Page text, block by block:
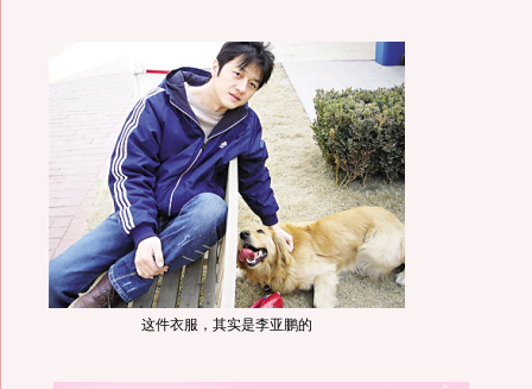
这件衣服，其实是李亚鹏的